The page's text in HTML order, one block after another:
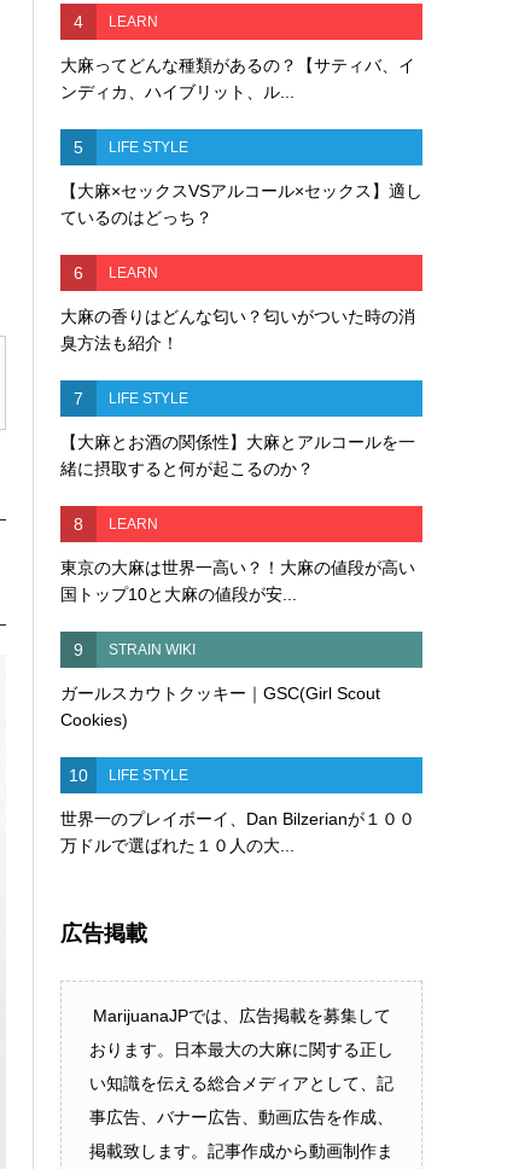
4 LEARN
大麻ってどんな種類があるの？【サティバ、イ
ンディカ、ハイブリット、ル...
5 LIFE STYLE
【大麻×セックスVSアルコール×セックス】適し
ているのはどっち？
6 LEARN
大麻の香りはどんな匂い？匂いがついた時の消
臭方法も紹介！
7 LIFE STYLE
【大麻とお酒の関係性】大麻とアルコールを一
緒に摂取すると何が起こるのか？
8 LEARN
東京の大麻は世界一高い？！大麻の値段が高い
国トップ10と大麻の値段が安...
9 STRAIN WIKI
ガールスカウトクッキー｜GSC(Girl Scout
Cookies)
10 LIFE STYLE
世界一のプレイボーイ、Dan Bilzerianが１００
万ドルで選ばれた１０人の大...
広告掲載
MarijuanaJPでは、広告掲載を募集して
おります。日本最大の大麻に関する正し
い知識を伝える総合メディアとして、記
事広告、バナー広告、動画広告を作成、
掲載致します。記事作成から動画制作ま